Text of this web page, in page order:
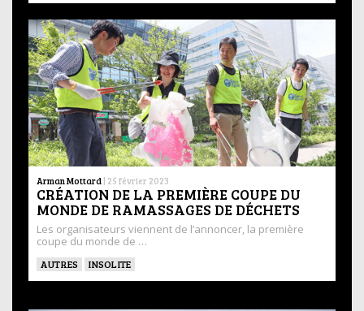
Arman Mottard | 25 février 2023
CRÉATION DE LA PREMIÈRE COUPE DU
MONDE DE RAMASSAGES DE DÉCHETS
Les organisateurs viennent de l’annoncer, la première
coupe du monde de …
AUTRES INSOLITE